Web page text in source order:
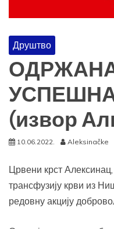
Друштво
(извор
10.06.2022. Aleksinačke
Црвени крст
трансфузију крви из
редовну акцију